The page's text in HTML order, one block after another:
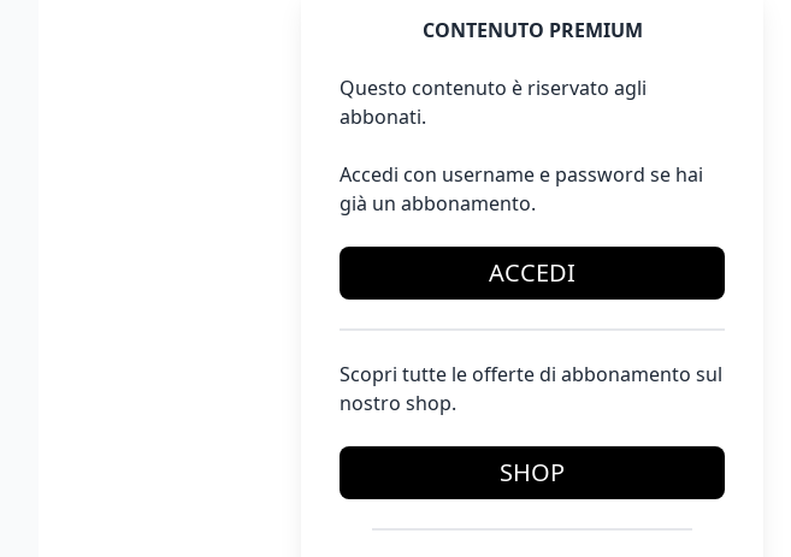
CONTENUTO PREMIUM
Questo contenuto è riservato agli
abbonati.
Accedi con username e password se hai
già un abbonamento.
ACCEDI
Scopri tutte le offerte di abbonamento sul
nostro shop.
SHOP